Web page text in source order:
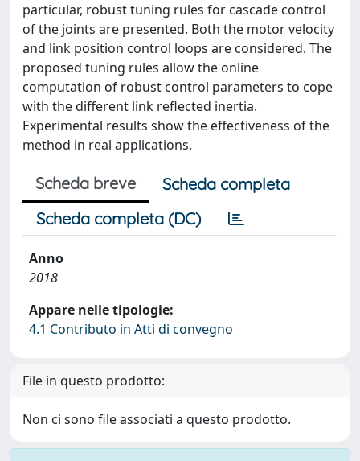
particular, robust tuning rules for cascade control
of the joints are presented. Both the motor velocity
and link position control loops are considered. The
proposed tuning rules allow the online
computation of robust control parameters to cope
with the different link reflected inertia.
Experimental results show the effectiveness of the
method in real applications.
Scheda breve
Scheda completa
Scheda completa (DC)
Anno
2018
Appare nelle tipologie:
4.1 Contributo in Atti di convegno
File in questo prodotto:
Non ci sono file associati a questo prodotto.